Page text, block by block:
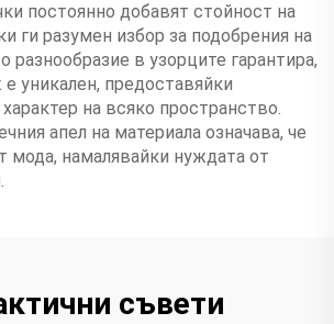
постоянно добавят стойност на
ги разумен избор за подобрения на
разнообразие в узорците гарантира,
уникален, предоставяйки
на всяко пространство.
апел на материала означава, че
мода, намалявайки нуждата от
съвети